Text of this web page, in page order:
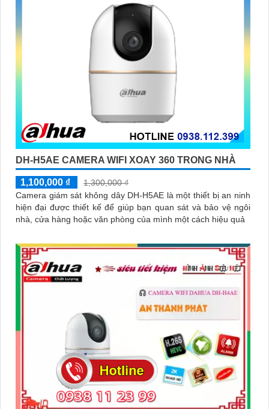
DH-H5AE CAMERA WIFI XOAY 360 TRONG NHÀ
1,100,000 ₫
1,300,000 ₫
Camera giám sát không dây DH-H5AE là một thiết bị an ninh
hiện đại được thiết kế để giúp bạn quan sát và bảo vệ ngôi
nhà, cửa hàng hoặc văn phòng của mình một cách hiệu quả